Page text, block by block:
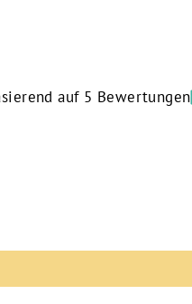
auf 5 Bewertungen